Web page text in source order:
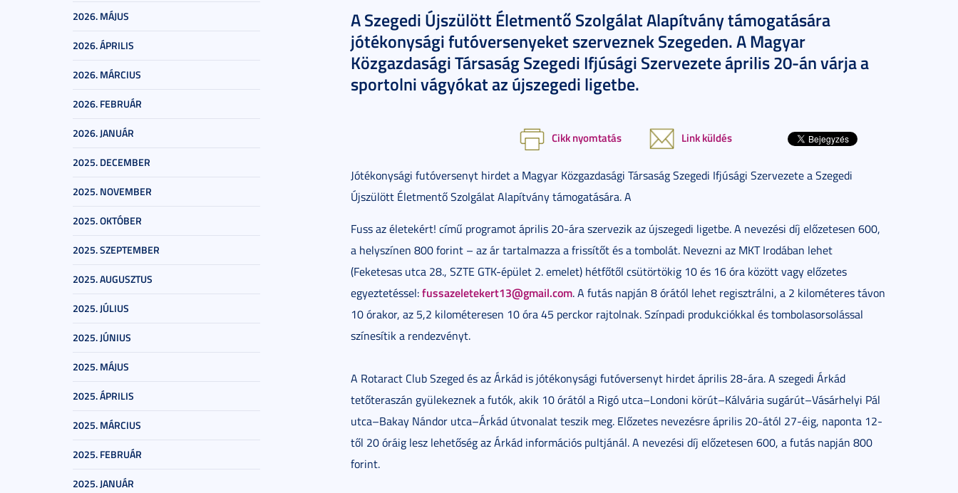
2026. MÁJUS
2026. ÁPRILIS
2026. MÁRCIUS
2026. FEBRUÁR
2026. JANUÁR
2025. DECEMBER
2025. NOVEMBER
2025. OKTÓBER
2025. SZEPTEMBER
2025. AUGUSZTUS
2025. JÚLIUS
2025. JÚNIUS
2025. MÁJUS
2025. ÁPRILIS
2025. MÁRCIUS
2025. FEBRUÁR
2025. JANUÁR
A Szegedi Újszülött Életmentő Szolgálat Alapítvány támogatására
jótékonysági futóversenyeket szerveznek Szegeden. A Magyar
Közgazdasági Társaság Szegedi Ifjúsági Szervezete április 20-án várja a
sportolni vágyókat az újszegedi ligetbe.
Cikk nyomtatás Link küldés
Jótékonysági futóversenyt hirdet a Magyar Közgazdasági Társaság Szegedi Ifjúsági Szervezete a Szegedi
Újszülött Életmentő Szolgálat Alapítvány támogatására. A
Fuss az életekért! című programot április 20-ára szervezik az újszegedi ligetbe. A nevezési díj előzetesen 600,
a helyszínen 800 forint – az ár tartalmazza a frissítőt és a tombolát. Nevezni az MKT Irodában lehet
(Feketesas utca 28., SZTE GTK-épület 2. emelet) hétfőtől csütörtökig 10 és 16 óra között vagy előzetes
egyeztetéssel:fussazeletekert13@gmail.com. A futás napján 8 órától lehet regisztrálni, a 2 kilométeres távon
10 órakor, az 5,2 kilométeresen 10 óra 45 perckor rajtolnak. Színpadi produkciókkal és tombolasorsolással
színesítik a rendezvényt.
A Rotaract Club Szeged és az Árkád is jótékonysági futóversenyt hirdet április 28-ára. A szegedi Árkád
tetőteraszán gyülekeznek a futók, akik 10 órától a Rigó utca–Londoni körút–Kálvária sugárút–Vásárhelyi Pál
utca–Bakay Nándor utca–Árkád útvonalat teszik meg. Előzetes nevezésre április 20-ától 27-éig, naponta 12-
től 20 óráig lesz lehetőség az Árkád információs pultjánál. A nevezési díj előzetesen 600, a futás napján 800
forint.